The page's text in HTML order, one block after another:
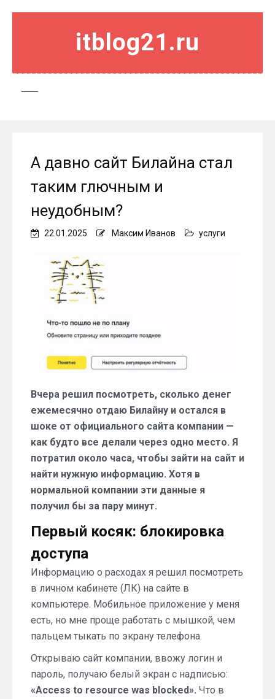
itblog21.ru
А давно сайт Билайна стал
таким глючным и
неудобным?
22.01.2025 Максим Иванов услуги
Вчера решил посмотреть, сколько денег
ежемесячно отдаю Билайну и остался в
шоке от официального сайта компании —
как будто все делали через одно место. Я
потратил около часа, чтобы зайти на сайт и
найти нужную информацию. Хотя в
нормальной компании эти данные я
получил бы за пару минут.
Первый косяк: блокировка
доступа
Информацию о расходах я решил посмотреть
в личном кабинете (ЛК) на сайте в
компьютере. Мобильное приложение у меня
есть, но мне проще работать с мышкой, чем
пальцем тыкать по экрану телефона.
Открываю сайт компании, ввожу логин и
пароль, получаю белый экран с надписью:
«Access to resource was blocked». Что в